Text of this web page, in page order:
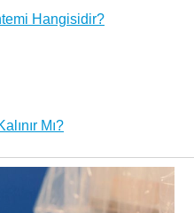
Hangisidir?
Mı?